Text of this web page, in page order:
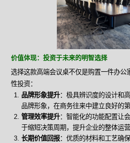
价值体现：投资于未来的明智选择
选择这款高端会议桌不仅是购置一件办公
性投资：
品牌形象提升：极具辨识度的设计和
品牌形象，在商务往来中建立良好的第
管理效率提升：智能化的功能配置让
于缩短决策周期，提升企业的整体运营
长期价值回报：优质的材料和工艺确